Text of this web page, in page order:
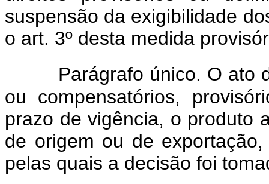
suspensão da exigibilidade
o art. 3º desta medida
Parágrafo único. O ato
ou compensatórios,
prazo de vigência, o produto
de origem ou de
pelas quais a decisão foi